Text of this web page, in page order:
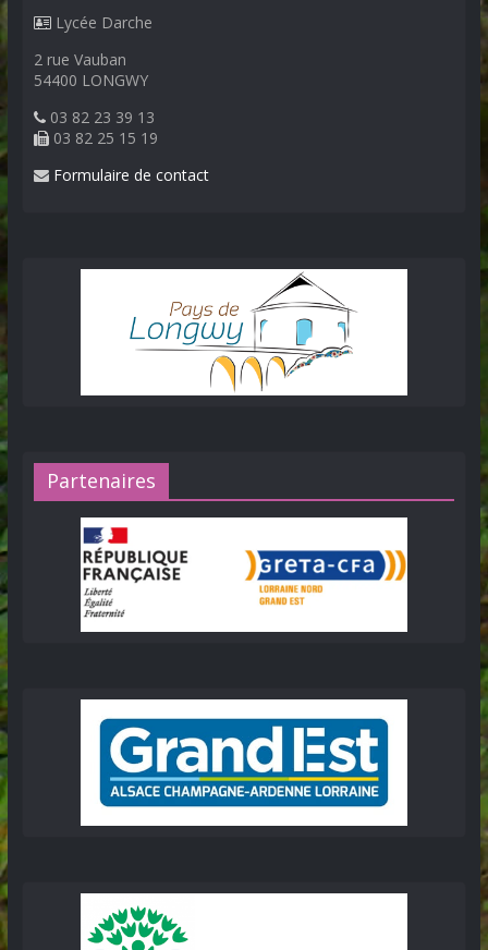
Lycée Darche
2 rue Vauban
54400 LONGWY
03 82 23 39 13
03 82 25 15 19
Formulaire de contact
Partenaires